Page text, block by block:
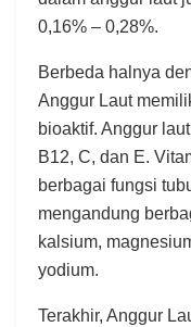
0,16% – 0,28%.
Berbeda halnya
Anggur Laut
bioaktif. Anggur
B12, C, dan E.
berbagai fungsi
mengandung
kalsium,
yodium.
Terakhir, Anggur